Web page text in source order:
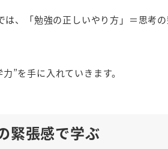
、「勉強の正しいやり方」＝思考の
”を手に入れていきます。
緊張感で学ぶ